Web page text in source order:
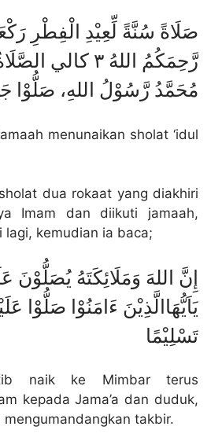
صَلَاةً سُنَّةً لِّعِيْدِ الْفِطْرِ
رَّحِمَكُمُ اللهُ ٣ كالي
مُحَمَّدُ رَّسُوْلُ اللهِ، صَلُّوْا
menunaikan sholat ‘idul
dua rokaat yang diakhiri
Imam dan diikuti jamaah,
lagi, kemudian ia baca;
إِنَّ اللهَ وَمَلَائِكَتَهُ يُصَلُّوْنَ
يَاَيُّهَاالَّذِيْنَ ءَامَنُوْا صَلُّوْا
تَسْلِيْمًا
naik ke Mimbar terus
kepada Jama’a dan duduk,
mengumandangkan takbir.